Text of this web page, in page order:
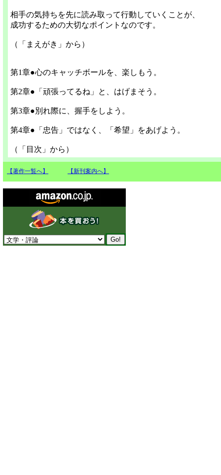
相手の気持ちを先に読み取って行動していくことが、
成功するための大切なポイントなのです。
（「まえがき」から）
第1章●心のキャッチボールを、楽しもう。
第2章●「頑張ってるね」と、はげまそう。
第3章●別れ際に、握手をしよう。
第4章●「忠告」ではなく、「希望」をあげよう。
（「目次」から）
【著作一覧へ】 【新刊案内へ】